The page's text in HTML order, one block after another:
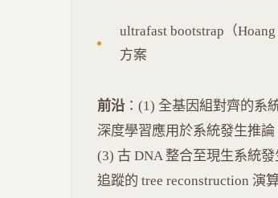
ultrafast bootstrap（Hoang
方案
前沿 ：(1) 全基因組對齊的系
深度學習應用於系統發生推論
(3) 古 DNA 整合至現生系統
追蹤的 tree reconstruction 演